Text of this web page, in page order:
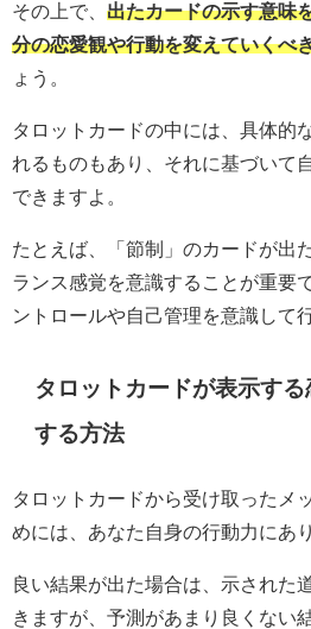
その上で、 出たカードの示す意味
分の恋愛観や行動を変えていくべ
ょう。
タロットカードの中には、具体的
れるものもあり、それに基づいて
できますよ。
たとえば、「節制」のカードが出
ランス感覚を意識することが重要
ントロールや自己管理を意識して
タロットカードが表示す
する方法
タロットカードから受け取ったメ
めには、あなた自身の行動力にあ
良い結果が出た場合は、示された
きますが、予測があまり良くない